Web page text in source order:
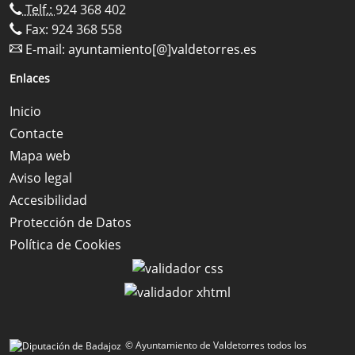
Telf.: 924 368 402
Fax: 924 368 558
E-mail: ayuntamiento[@]valdetorres.es
Enlaces
Inicio
Contacte
Mapa web
Aviso legal
Accesibilidad
Protección de Datos
Política de Cookies
© Ayuntamiento de Valdetorres todos los